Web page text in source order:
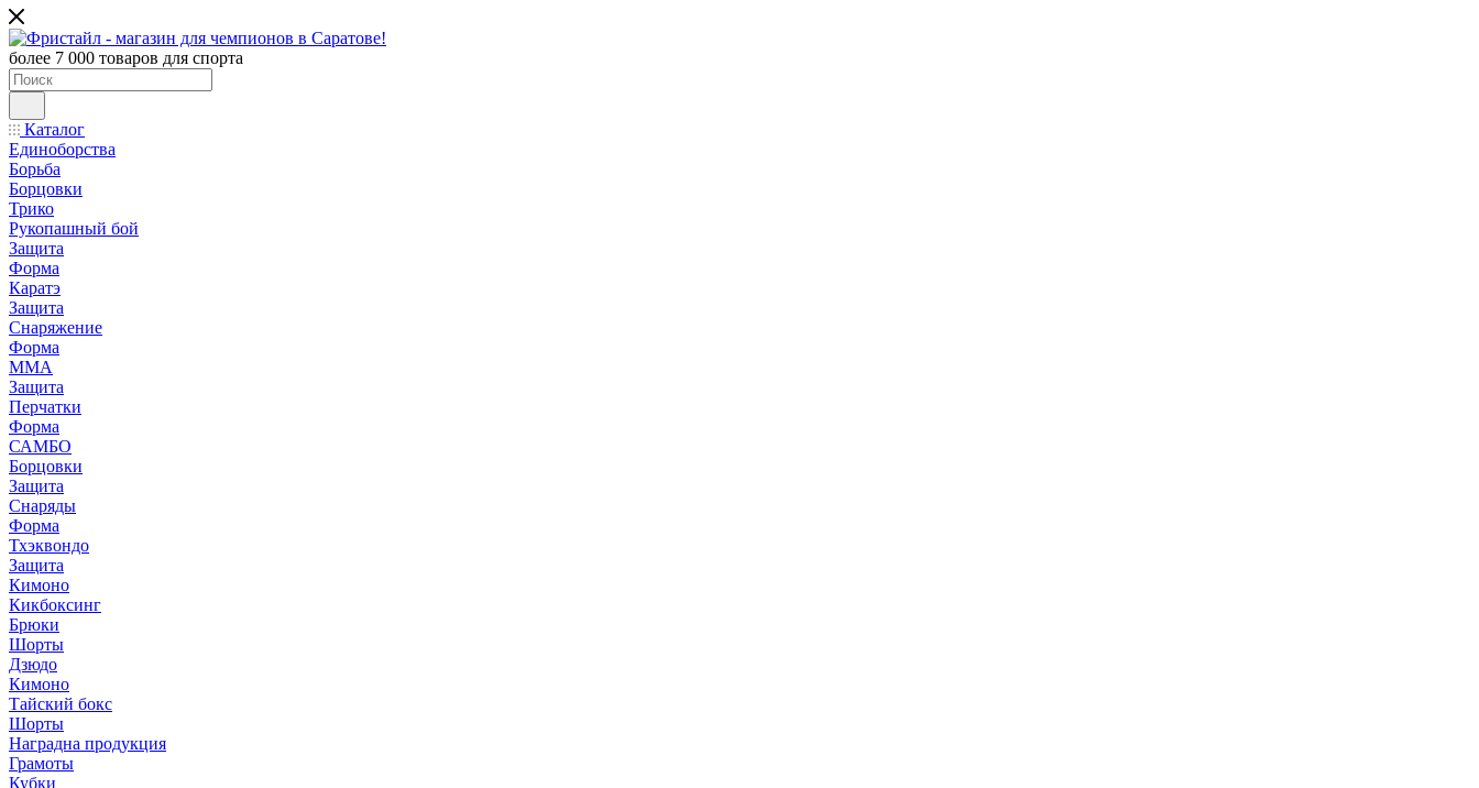
более 7 000 товаров для спорта
Каталог
Единоборства
Борьба
Борцовки
Трико
Рукопашный бой
Защита
Форма
Каратэ
Защита
Снаряжение
Форма
ММА
Защита
Перчатки
Форма
САМБО
Борцовки
Защита
Снаряды
Форма
Тхэквондо
Защита
Кимоно
Кикбоксинг
Брюки
Шорты
Дзюдо
Кимоно
Тайский бокс
Шорты
Наградна продукция
Грамоты
Кубки